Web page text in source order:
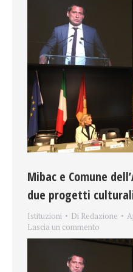
Mibac e Comune
due progetti
Istituzioni Di Redazione
Lascia un commento